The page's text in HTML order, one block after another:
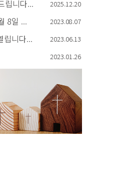
립니다... 2025.12.20
8일 ... 2023.08.07
립니다...
2023.06.13
2023.01.26